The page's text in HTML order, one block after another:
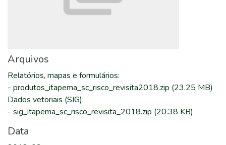
Arquivos
Relatórios, mapas e formulários:
- produtos_itapema_sc_risco_revisita2018.zip (23.25 MB)
Dados vetoriais (SIG):
- sig_itapema_sc_risco_revisita_2018.zip (20.38 KB)
Data